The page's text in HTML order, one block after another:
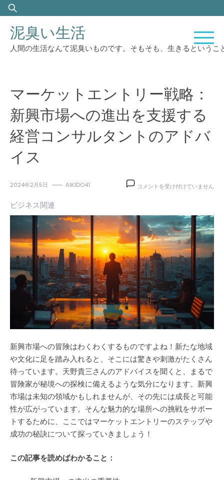
Skip
to
content
索:
泥臭い生活
人間の生活なんて泥臭いものです。そもそも、生きるという
マーケットエントリー戦略：
新興市場への進出を支援する
経営コンサルタントのアドバ
イス
2024年2月5日 AIKIDO41
ト
エ
ン
ト
リ
ー
戦
略：
新
興
市
場
の
出
を
支
す
る
経
営
コ
コメントを受け付けていません
ビジネス関連
新興市場への冒険はわくわくするものですよね！新たな地域
や文化に足を踏み入れると、そこには驚きや刺激がたくさん
待っています。天野貴三さんのアドバイスを聞くと、まるで
冒険家が秘境への探検に備えるような気分になります。新興
市場は未知の領域かもしれませんが、その先には成長と可能
性が広がっています。そんな魅力的な場所への挑戦をサポー
トするために、ここではマーケットエントリーのステップや
成功の秘訣について探っていきましょう！
この記事を読めばわかること：